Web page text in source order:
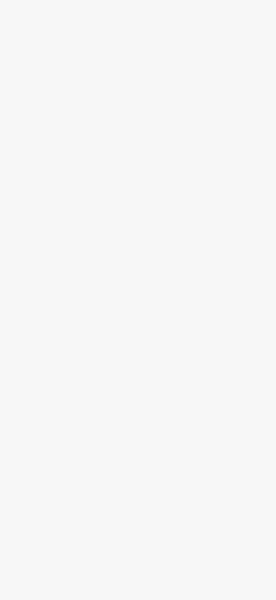
zgodnie z terminami archiwizacji
się do czasu wycofania tej
niezbędny do realizacji
zgody na przetwarzanie
wynikający z umowy o
kontrolnych.
przypadku gdy:
danych i nie ma innej
sprawdzić prawidłowość